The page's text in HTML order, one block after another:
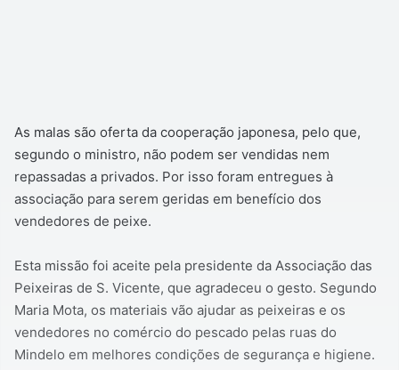
As malas são oferta da cooperação japonesa, pelo que,
segundo o ministro, não podem ser vendidas nem
repassadas a privados. Por isso foram entregues à
associação para serem geridas em benefício dos
vendedores de peixe.
Esta missão foi aceite pela presidente da Associação das
Peixeiras de S. Vicente, que agradeceu o gesto. Segundo
Maria Mota, os materiais vão ajudar as peixeiras e os
vendedores no comércio do pescado pelas ruas do
Mindelo em melhores condições de segurança e higiene.